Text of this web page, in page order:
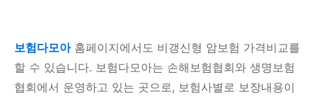
보험다모아홈페이지에서도 비갱신형 암보험 가격비교를
할 수 있습니다. 보험다모아는 손해보험협회와 생명보험
협회에서 운영하고 있는 곳으로, 보험사별로 보장내용이